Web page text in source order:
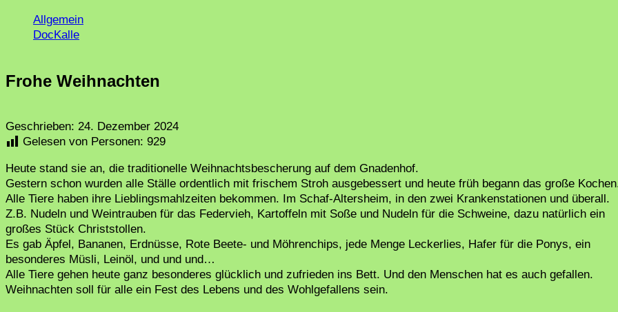
Allgemein
DocKalle
Frohe Weihnachten
Geschrieben: 24. Dezember 2024
Gelesen von Personen: 929
Heute stand sie an, die traditionelle Weihnachtsbescherung auf dem Gnadenhof.
Gestern schon wurden alle Ställe ordentlich mit frischem Stroh ausgebessert und heute früh begann das große
Alle Tiere haben ihre Lieblingsmahlzeiten bekommen. Im Schaf-Altersheim, in den zwei Krankenstationen und überall.
Z.B. Nudeln und Weintrauben für das Federvieh, Kartoffeln mit Soße und Nudeln für die Schweine, dazu natürlich ein
großes Stück Christstollen.
Es gab Äpfel, Bananen, Erdnüsse, Rote Beete- und Möhrenchips, jede Menge Leckerlies, Hafer für die Ponys, ein
besonderes Müsli, Leinöl, und und und…
Alle Tiere gehen heute ganz besonderes glücklich und zufrieden ins Bett. Und den Menschen hat es auch gefallen.
Weihnachten soll für alle ein Fest des Lebens und des Wohlgefallens sein.